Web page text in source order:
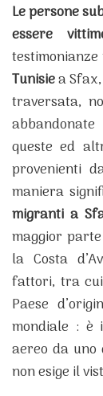
Le persone
essere
Tunisiea
traversata,
queste ed
provenienti
maniera
migranti a
maggior
la Costa
fattori, tra
Paese
mondiale : è
aereo da
non esige il